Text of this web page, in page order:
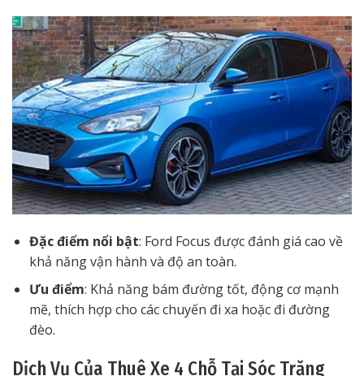
Đặc điểm nổi bật: Ford Focus được đánh giá cao về
khả năng vận hành và độ an toàn.
Ưu điểm: Khả năng bám đường tốt, động cơ mạnh
mẽ, thích hợp cho các chuyến đi xa hoặc đi đường
đèo.
Dịch Vụ Của Thuê Xe 4 Chỗ Tại Sóc Trăng